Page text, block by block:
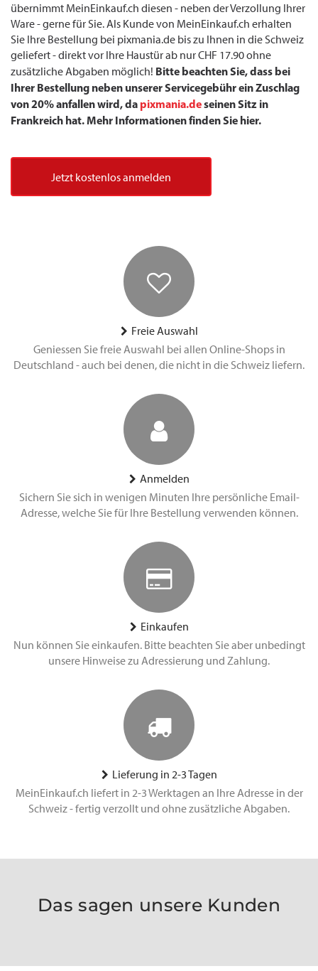
übernimmt MeinEinkauf.ch diesen - neben der Verzollung Ihrer
Ware - gerne für Sie. Als Kunde von MeinEinkauf.ch erhalten
Sie Ihre Bestellung bei pixmania.de bis zu Ihnen in die Schweiz
geliefert - direkt vor Ihre Haustür ab nur CHF 17.90 ohne
zusätzliche Abgaben möglich! Bitte beachten Sie, dass bei
Ihrer Bestellung neben unserer Servicegebühr ein Zuschlag
von 20% anfallen wird, da pixmania.deseinen Sitz in
Frankreich hat. Mehr Informationen finden Sie hier.
Jetzt kostenlos anmelden
Freie Auswahl
Geniessen Sie freie Auswahl bei allen Online-Shops in
Deutschland - auch bei denen, die nicht in die Schweiz liefern.
Anmelden
Sichern Sie sich in wenigen Minuten Ihre persönliche Email-
Adresse, welche Sie für Ihre Bestellung verwenden können.
Einkaufen
Nun können Sie einkaufen. Bitte beachten Sie aber unbedingt
unsere Hinweise zu Adressierung und Zahlung.
Lieferung in 2-3 Tagen
MeinEinkauf.ch liefert in 2-3 Werktagen an Ihre Adresse in der
Schweiz - fertig verzollt und ohne zusätzliche Abgaben.
Das sagen unsere Kunden